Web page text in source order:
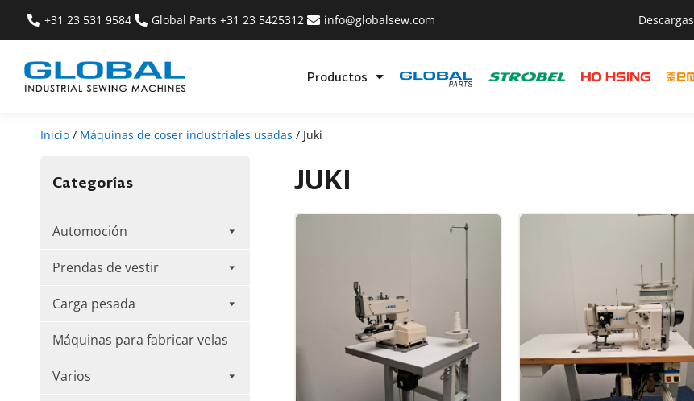
+31 23 531 9584 Global Parts +31 23 5425312 info@globalsew.com Descargas
Productos
Inicio / Máquinas de coser industriales usadas / Juki
Categorías
Automoción
Prendas de vestir
Carga pesada
Máquinas para fabricar velas
Varios
JUKI